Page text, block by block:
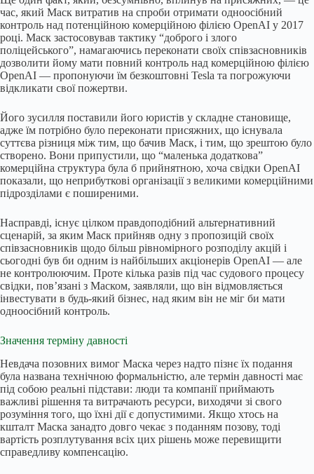
час, який Маск витратив на спроби отримати одноосібний
контроль над потенційною комерційною філією OpenAI у 2017
році. Маск застосовував тактику “доброго і злого
поліцейського”, намагаючись переконати своїх співзасновників
дозволити йому мати повний контроль над комерційною філією
OpenAI — пропонуючи їм безкоштовні Tesla та погрожуючи
відкликати свої пожертви.
Його зусилля поставили його юристів у складне становище,
адже їм потрібно було переконати присяжних, що існувала
суттєва різниця між тим, що бачив Маск, і тим, що зрештою було
створено. Вони припустили, що “маленька додаткова”
комерційна структура була б прийнятною, хоча свідки OpenAI
показали, що неприбуткові організації з великими комерційними
підрозділами є поширеними.
Насправді, існує цілком правдоподібний альтернативний
сценарій, за яким Маск прийняв одну з пропозицій своїх
співзасновників щодо більш рівномірного розподілу акцій і
сьогодні був би одним із найбільших акціонерів OpenAI — але
не контролюючим. Проте кілька разів під час судового процесу
свідки, пов’язані з Маском, заявляли, що він відмовляється
інвестувати в будь-який бізнес, над яким він не міг би мати
одноосібний контроль.
Значення терміну давності
Невдача позовних вимог Маска через надто пізнє їх подання
була названа технічною формальністю, але термін давності має
під собою реальні підстави: люди та компанії приймають
важливі рішення та витрачають ресурси, виходячи зі свого
розуміння того, що їхні дії є допустимими. Якщо хтось на
кшталт Маска занадто довго чекає з поданням позову, тоді
вартість розплутування всіх цих рішень може перевищити
справедливу компенсацію.